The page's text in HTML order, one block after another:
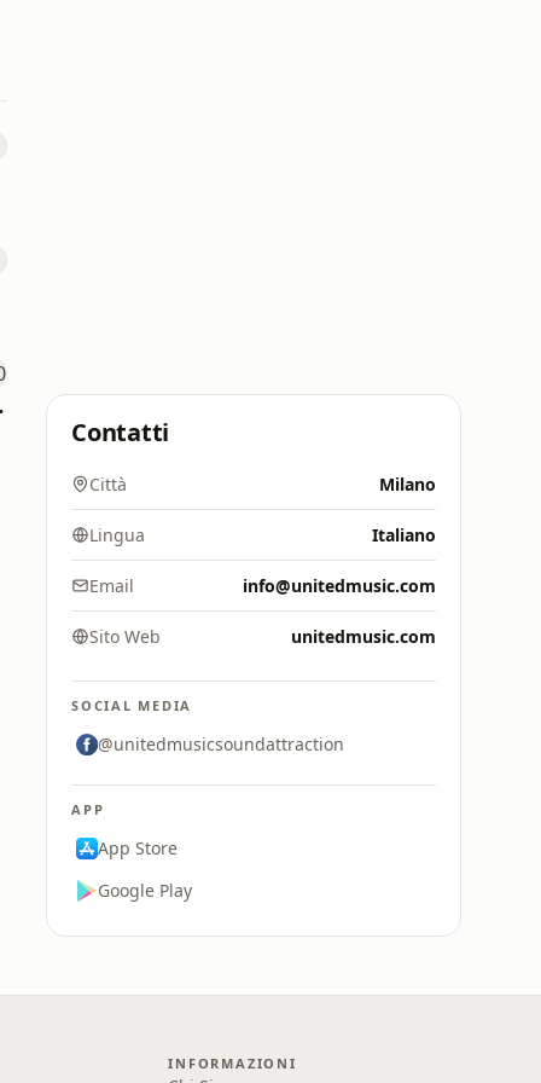
Contatti
Città Milano
Lingua Italiano
Email info@unitedmusic.com
Sito Web unitedmusic.com
SOCIAL MEDIA
@unitedmusicsoundattraction
APP
App Store
Google Play
INFORMAZIONI